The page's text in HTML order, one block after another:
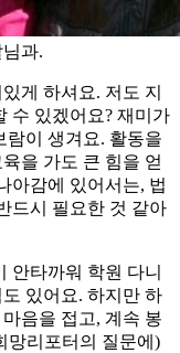
과.
게 하셔요. 저도 지
수 있겠어요? 재미가
람이 생겨요. 활동을
을 가도 큰 힘을 얻
아감에 있어서는, 법
드시 필요한 것 같아
안타까워 학원 다니
있어요. 하지만 하
음을 접고, 계속 봉
망리포터의 질문에)